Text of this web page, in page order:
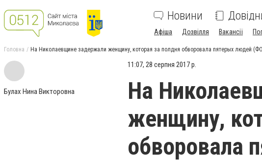
Новини
Афіша Дозвілля Вакансії
Головна На Николаевщине задержали женщину, которая за полдня обворовала пятерых людей
Булах Нина Викторовна
11:07, 28 серпня 2017 р.
На
женщину,
обворовала